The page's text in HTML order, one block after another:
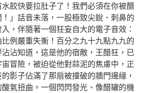
餃快要拉肚子了！我們必須在你被醋
」話音未落，一股極致尖銳、刺鼻的
，伴隨著一個狂妄自大的電子音效：
比例嚴重失衡！百分之九十九點九九的
沾知道，這是他的宿敵，王醋狂，已
冒險，被迫從他對蒜泥的焦慮中，正
影子佔滿了那扇被撞破的牆門邊緣，
氣扭曲。一個閃閃發光、像醋罐的機